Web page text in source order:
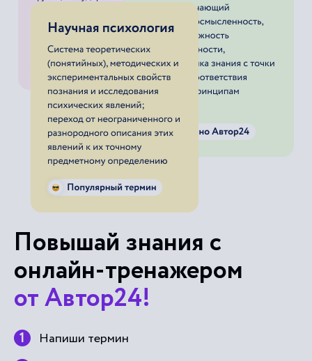
Повышай знания с
онлайн-тренажером
от Автор24!
Напиши термин